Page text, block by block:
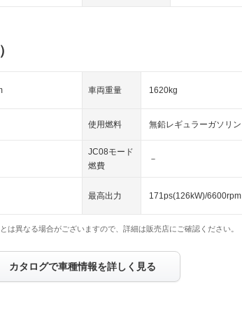
車両重量 1620kg
使用燃料 無鉛レギュラーガソリン
JC08モード
燃費
－
最高出力 171ps(126kW)/6600rpm
異なる場合がございますので、詳細は販売店にご確認ください。
カタログで車種情報を詳しく見る